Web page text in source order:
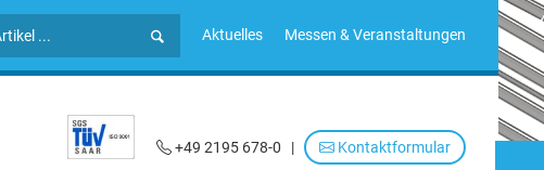
Aktuelles Messen & Veranstaltungen
+49 2195 678-0 | Kontaktformular